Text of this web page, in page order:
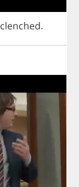
clenched.